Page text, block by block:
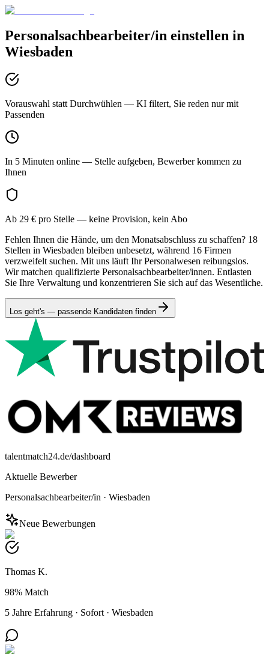
Personalsachbearbeiter/in einstellen in
Wiesbaden
Vorauswahl statt Durchwühlen — KI filtert, Sie reden nur mit
Passenden
In 5 Minuten online — Stelle aufgeben, Bewerber kommen zu
Ihnen
Ab 29 € pro Stelle — keine Provision, kein Abo
Fehlen Ihnen die Hände, um den Monatsabschluss zu schaffen? 18
Stellen in Wiesbaden bleiben unbesetzt, während 16 Firmen
verzweifelt suchen. Mit uns läuft Ihr Personalwesen reibungslos.
Wir matchen qualifizierte Personalsachbearbeiter/innen. Entlasten
Sie Ihre Verwaltung und konzentrieren Sie sich auf das Wesentliche.
Los geht's — passende Kandidaten finden
talentmatch24.de/dashboard
Aktuelle Bewerber
Personalsachbearbeiter/in · Wiesbaden
Neue Bewerbungen
Thomas K.
98% Match
5 Jahre Erfahrung · Sofort · Wiesbaden